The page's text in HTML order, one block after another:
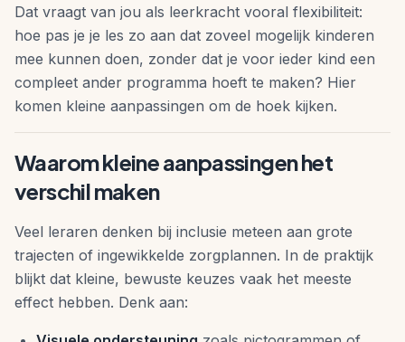
Dat vraagt van jou als leerkracht vooral flexibiliteit:
hoe pas je je les zo aan dat zoveel mogelijk kinderen
mee kunnen doen, zonder dat je voor ieder kind een
compleet ander programma hoeft te maken? Hier
komen kleine aanpassingen om de hoek kijken.
Waarom kleine aanpassingen het
verschil maken
Veel leraren denken bij inclusie meteen aan grote
trajecten of ingewikkelde zorgplannen. In de praktijk
blijkt dat kleine, bewuste keuzes vaak het meeste
effect hebben. Denk aan: